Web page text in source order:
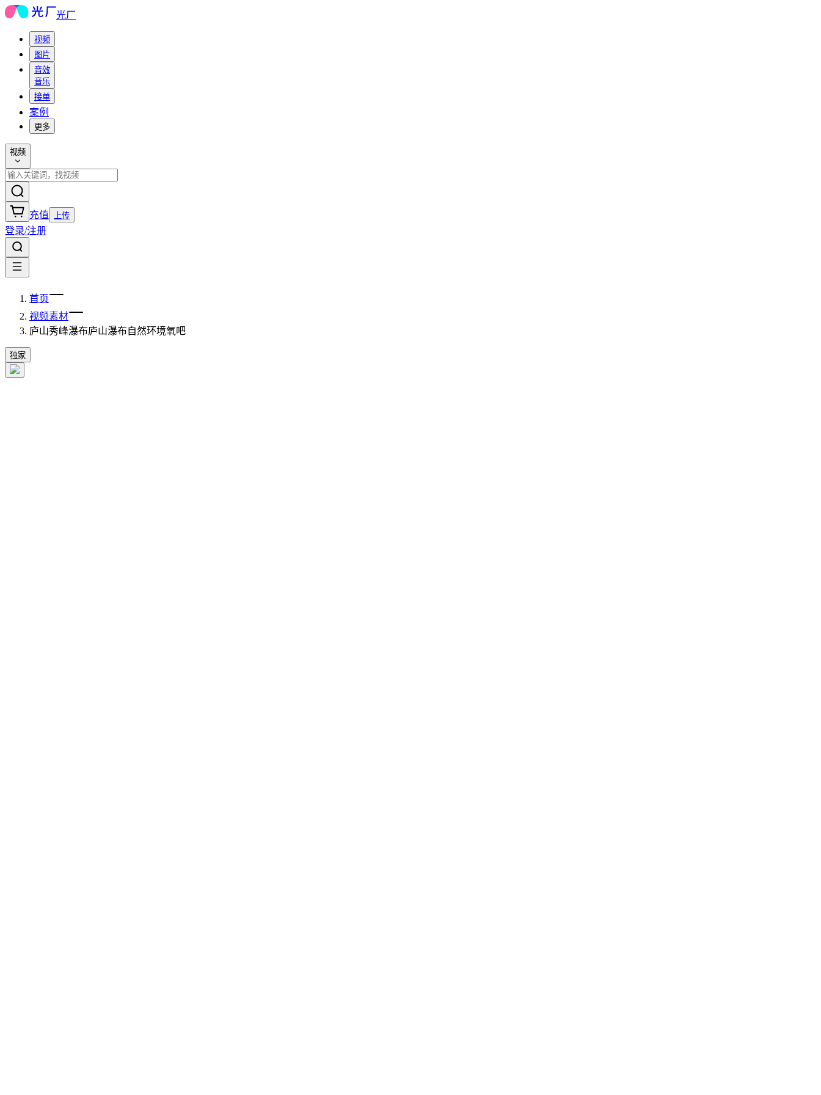
光厂
视频
图片
音效
音乐
接单
案例
更多
视频
充值 上传
登录/注册
首页
视频素材
庐山秀峰瀑布庐山瀑布自然环境氧吧
独家